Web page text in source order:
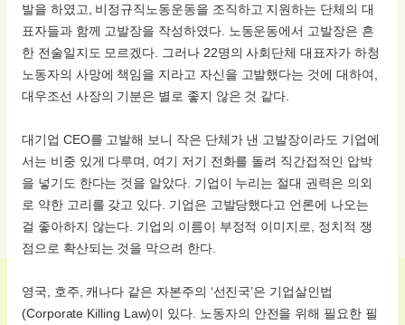
발을 하였고, 비정규직노동운동을 조직하고 지원하는 단체의 대
표자들과 함께 고발장을 작성하였다. 노동운동에서 고발장은 흔
한 전술일지도 모르겠다. 그러나 22명의 사회단체 대표자가 하청
노동자의 사망에 책임을 지라고 자신을 고발했다는 것에 대하여,
대우조선 사장의 기분은 별로 좋지 않은 것 같다.
대기업 CEO를 고발해 보니 작은 단체가 낸 고발장이라도 기업에
서는 비중 있게 다루며, 여기 저기 전화를 돌려 직간접적인 압박
을 넣기도 한다는 것을 알았다. 기업이 누리는 절대 권력은 의외
로 약한 고리를 갖고 있다. 기업은 고발당했다고 언론에 나오는
걸 좋아하지 않는다. 기업의 이름이 부정적 이미지로, 정치적 쟁
점으로 확산되는 것을 막으려 한다.
영국, 호주, 캐나다 같은 자본주의 ‘선진국’은 기업살인법
(Corporate Killing Law)이 있다. 노동자의 안전을 위해 필요한 필